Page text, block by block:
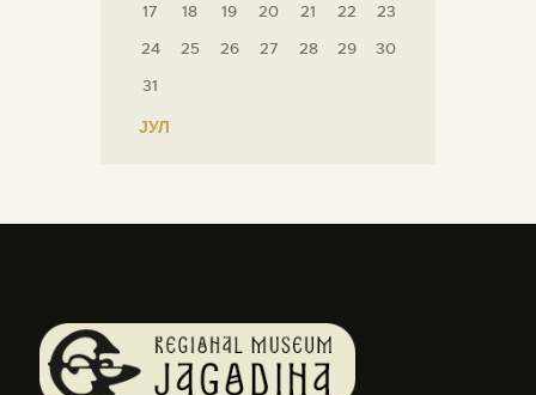
17
18 19 20 21 22
23
24
25 26 27 28 29
30
31
« ЈУЛ